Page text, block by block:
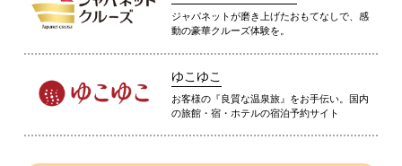
ジャパネットが磨き上げたおもてなしで、感
動の豪華クルーズ体験を。
ゆこゆこ
お客様の『良質な温泉旅』をお手伝い。国内
の旅館・宿・ホテルの宿泊予約サイト